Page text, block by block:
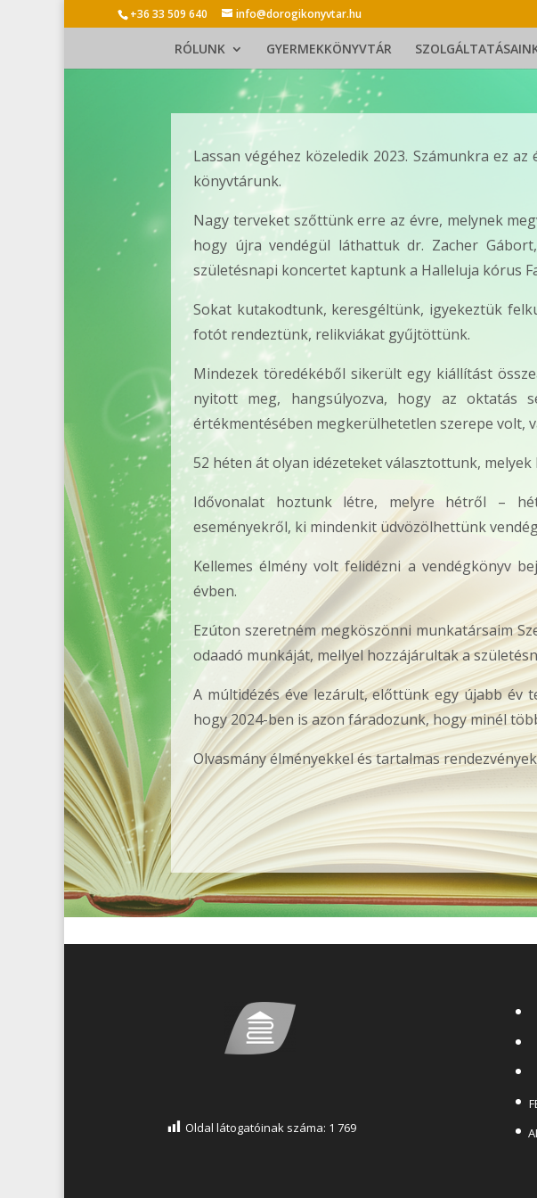
+36 33 509 640 info@dorogikonyvtar.hu
RÓLUNK GYERMEKKÖNYVTÁR
Lassan végéhez közeledik 2023. Számunkra ez
könyvtárunk.
Nagy terveket szőttünk erre az évre, melynek
hogy újra vendégül láthattuk dr. Zacher
születésnapi koncertet kaptunk a Halleluja kórus
Sokat kutakodtunk, keresgéltünk, igyekeztük
fotót rendeztünk, relikviákat gyűjtöttünk.
Mindezek töredékéből sikerült egy kiállítást
nyitott meg, hangsúlyozva, hogy az oktatás
értékmentésében megkerülhetetlen szerepe volt,
52 héten át olyan idézeteket választottunk,
Idővonalat hoztunk létre, melyre hétről –
eseményekről, ki mindenkit üdvözölhettünk
Kellemes élmény volt felidézni a vendégkönyv
évben.
Ezúton szeretném megköszönni munkatársaim
odaadó munkáját, mellyel hozzájárultak a
A múltidézés éve lezárult, előttünk egy újabb év
hogy 2024-ben is azon fáradozunk, hogy minél
Olvasmány élményekkel és tartalmas
Oldal látogatóinak száma: 1 769